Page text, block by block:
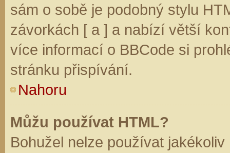
sám o sobě je podobný stylu
závorkách [ a ] a nabízí větší
více informací o BBCode si
stránku přispívání.
Nahoru
Můžu používat HTML?
Bohužel nelze používat